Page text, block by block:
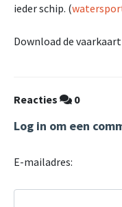
ieder schip. (
Download de vaarkaart
Reacties 0
Log in om een
E-mailadres: